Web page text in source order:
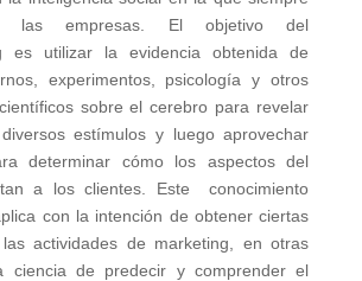
las empresas. El objetivo del
es utilizar la evidencia obtenida de
experimentos, psicología y otros
sobre el cerebro para revelar
estímulos y luego aprovechar
determinar cómo los aspectos del
a los clientes. Este conocimiento
con la intención de obtener ciertas
actividades de marketing, en otras
ciencia de predecir y comprender el